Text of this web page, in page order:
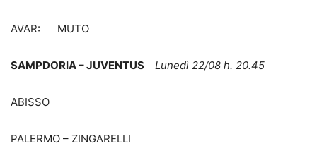
AVAR: MUTO
SAMPDORIA – JUVENTUS Lunedì 22/08 h. 20.45
ABISSO
PALERMO – ZINGARELLI